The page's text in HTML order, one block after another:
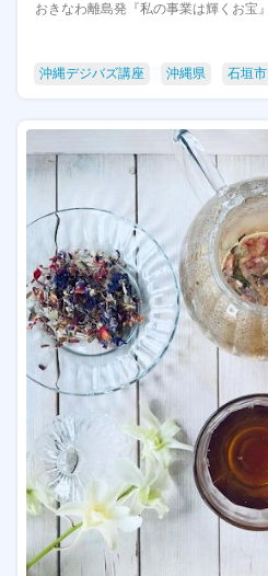
おきなわ離島発『私の事業は輝くお宝』
沖縄デジバズ講座 沖縄県 石垣市